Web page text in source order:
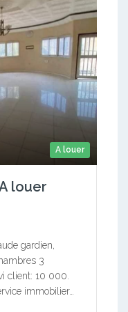
A louer
louer
gardien,
3
client: 10 000.
immobilier…